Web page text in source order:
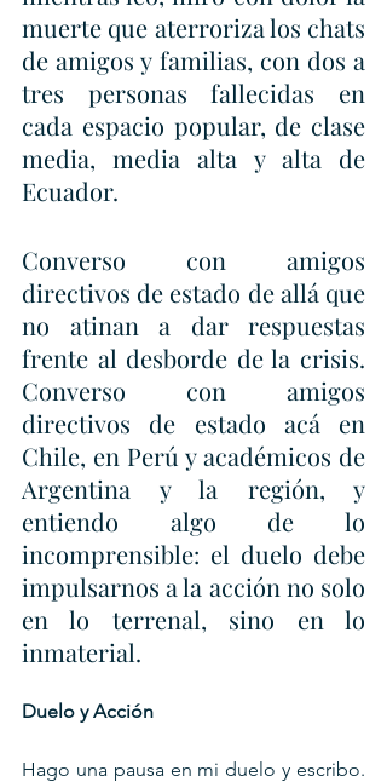
muerte que aterroriza los chats
de amigos y familias, con dos a
tres personas fallecidas en
cada espacio popular, de clase
media, media alta y alta de
Ecuador.
Converso con amigos
directivos de estado de allá que
no atinan a dar respuestas
frente al desborde de la crisis.
Converso con amigos
directivos de estado acá en
Chile, en Perú y académicos de
Argentina y la región, y
entiendo algo de lo
incomprensible: el duelo debe
impulsarnos a la acción no solo
en lo terrenal, sino en lo
inmaterial.
Duelo y Acción
Hago una pausa en mi duelo y escribo.